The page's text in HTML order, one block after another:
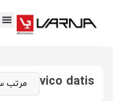
vico datis